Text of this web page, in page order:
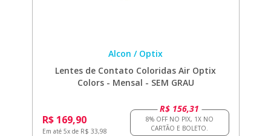
Alcon / Optix
Lentes de Contato Coloridas Air Optix
Colors - Mensal - SEM GRAU
R$ 169,90
Em até 5x de R$ 33,98
R$ 156,31